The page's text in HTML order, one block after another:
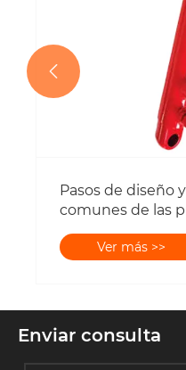

Enviar consulta